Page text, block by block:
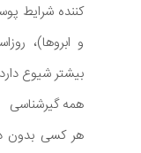
کننده شرایط
و ابروها)،
بیشتر شیوع
همه گیرشناسی
هر کسی بدون